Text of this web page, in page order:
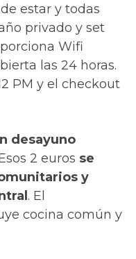
estar y todas
privado y set
Wifi
las 24 horas.
PM y el checkout
desayuno
2 euros se
y
. El
cocina común y